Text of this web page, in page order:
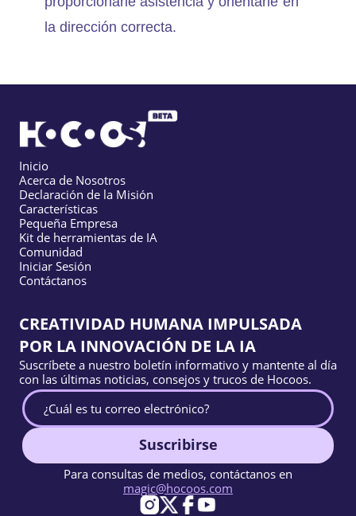
la dirección correcta.
Inicio
Acerca de Nosotros
Declaración de la Misión
Características
Pequeña Empresa
Kit de herramientas de IA
Comunidad
Iniciar Sesión
Contáctanos
CREATIVIDAD HUMANA IMPULSADA
POR LA INNOVACIÓN DE LA IA
Suscríbete a nuestro boletín informativo y mantente al día
con las últimas noticias, consejos y trucos de Hocoos.
Suscribirse
Para consultas de medios, contáctanos en
magic@hocoos.com